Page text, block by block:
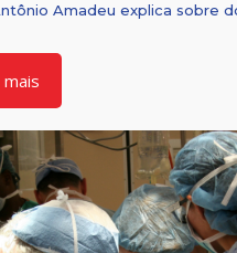
Amadeu explica sobre
mais